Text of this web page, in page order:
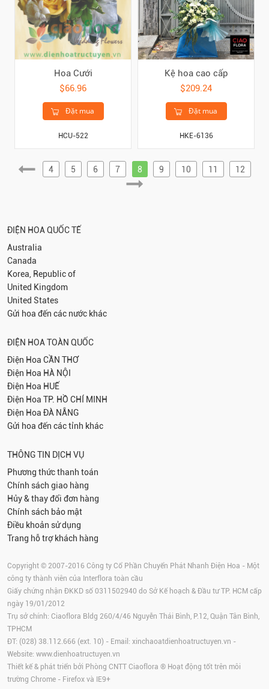
Hoa Cưới
$66.96
Đặt mua
HCU-522
Kệ hoa cao cấp
$209.24
Đặt mua
HKE-6136
4 5 6 7 8 9 10 11 12
ĐIỆN HOA QUỐC TẾ
Australia
Canada
Korea, Republic of
United Kingdom
United States
Gửi hoa đến các nước khác
ĐIỆN HOA TOÀN QUỐC
Điện Hoa CẦN THƠ
Điện Hoa HÀ NỘI
Điện Hoa HUẾ
Điện Hoa TP. HỒ CHÍ MINH
Điện Hoa ĐÀ NẴNG
Gửi hoa đến các tỉnh khác
THÔNG TIN DỊCH VỤ
Phương thức thanh toán
Chính sách giao hàng
Hủy & thay đổi đơn hàng
Chính sách bảo mật
Điều khoản sử dụng
Trang hỗ trợ khách hàng
Copyright © 2007-2016 Công ty Cổ Phần Chuyển Phát Nhanh Điện Hoa - Một
công ty thành viên của Interflora toàn cầu
Giấy chứng nhận ĐKKD số 0311502940 do Sở Kế hoạch & Đầu tư TP. HCM cấp
ngày 19/01/2012
Trụ sở chính: Ciaoflora Bldg 260/4/46 Nguyễn Thái Bình, P.12, Quận Tân Bình,
TPHCM
ĐT: (028) 38.112.666 (ext. 10) - Email: xinchaoatdienhoatructuyen.vn -
Website: www.dienhoatructuyen.vn
Thiết kế & phát triển bởi Phòng CNTT Ciaoflora ® Hoạt động tốt trên môi
trường Chrome - Firefox và IE9+